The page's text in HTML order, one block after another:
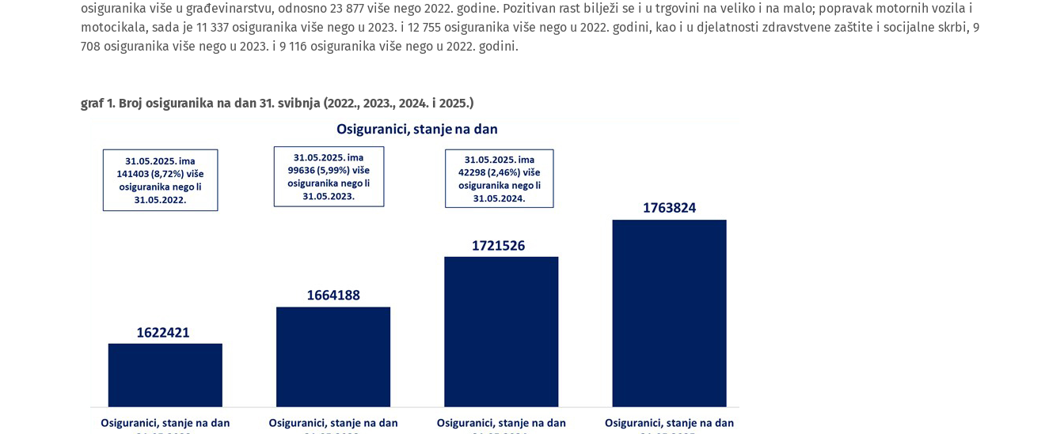
osiguranika više u građevinarstvu, odnosno 23 877 više nego 2022. godine. Pozitivan rast bilježi se i u trgovini na veliko i na malo; popravak motornih vozila i
motocikala, sada je 11 337 osiguranika više nego u 2023. i 12 755 osiguranika više nego u 2022. godini, kao i u djelatnosti zdravstvene zaštite i socijalne skrbi, 9
708 osiguranika više nego u 2023. i 9 116 osiguranika više nego u 2022. godini.
graf 1. Broj osiguranika na dan 31. svibnja (2022., 2023., 2024. i 2025.)